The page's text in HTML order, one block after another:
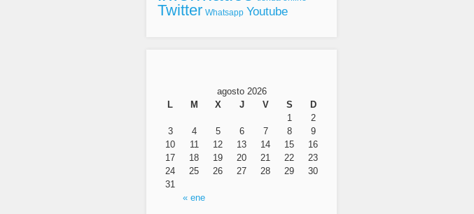
Twitter Whatsapp Youtube
agosto 2026
L
M X J V S D
« ene
1
2
3
4 5 6 7 8
9
10
11 12 13 14 15
16
17
18 19 20 21 22
23
24
25 26 27 28 29
30
31